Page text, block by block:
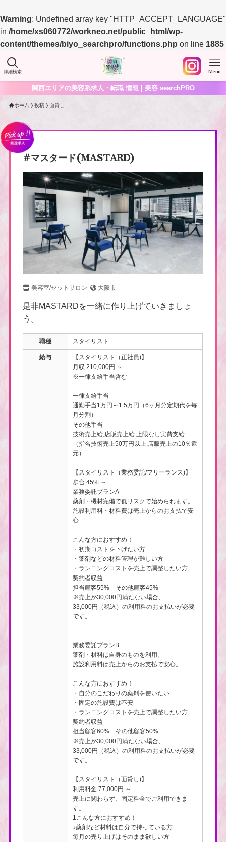
Warning: Undefined array key "HTTP_ACCEPT_LANGUAGE"
in /home/xs060772/workneo.net/public_html/wp-
content/themes/biyo_searchpro/functions.php on line 1885
詳細検索 Menu
関西エリアの美容系求人・転職 情報 | 美容 searchPRO
ホーム 投稿 面貸し
#マスタード(MASTARD)
美容室/セットサロン 大阪市
是非MASTARDを一緒に作り上げていきましょ
う。
職種 スタイリスト
給与
【スタイリスト（正社員)】
月収 210,000円 ～
※一律支給手当含む
一律支給手当
通勤手当1万円～1.5万円（6ヶ月分定期代を毎
月分割）
その他手当
技術売上給,店販売上給 上限なし実費支給
（指名技術売上50万円以上,店販売上の10％還
元）
【スタイリスト（業務委託/フリーランス)】
歩合 45% ～
業務委託プランA
薬剤・機材完備で低リスクで始められます。
施設利用料・材料費は売上からのお支払で安
心
こんな方におすすめ！
・初期コストを下げたい方
・薬剤などの材料管理が難しい方
・ランニングコストを売上で調整したい方
契約者収益
担当顧客55% その他顧客45%
※売上が30,000円満たない場合、
33,000円（税込）の利用料のお支払いが必要
です。
業務委託プランB
薬剤・材料は自身のものを利用。
施設利用料は売上からのお支払で安心。
こんな方におすすめ！
・自分のこだわりの薬剤を使いたい
・固定の施設費は不安
・ランニングコストを売上で調整したい方
契約者収益
担当顧客60% その他顧客50%
※売上が30,000円満たない場合、
33,000円（税込）の利用料のお支払いが必要
です。
【スタイリスト（面貸し)】
利用料金 77,000円 ～
売上に関わらず、固定料金でご利用できま
す。
1こんな方におすすめ！
↓薬剤など材料は自分で持っている方
毎月の売り上げはそのまま欲しい方